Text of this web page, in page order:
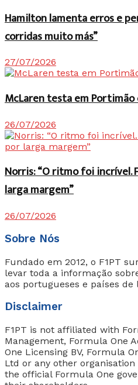
Hamilton lamenta erros e
corridas muito más”
27/07/2026
McLaren testa em
26/07/2026
Norris: “O ritmo foi incrível.
larga margem”
26/07/2026
Sobre Nós
Fundado em 2012, o F1PT
levar toda a informação
aos portugueses e países
Disclaimer
F1PT is not affiliated with
Management, Formula One
One Licensing BV, Formula
Ltd or any other
the official Formula One